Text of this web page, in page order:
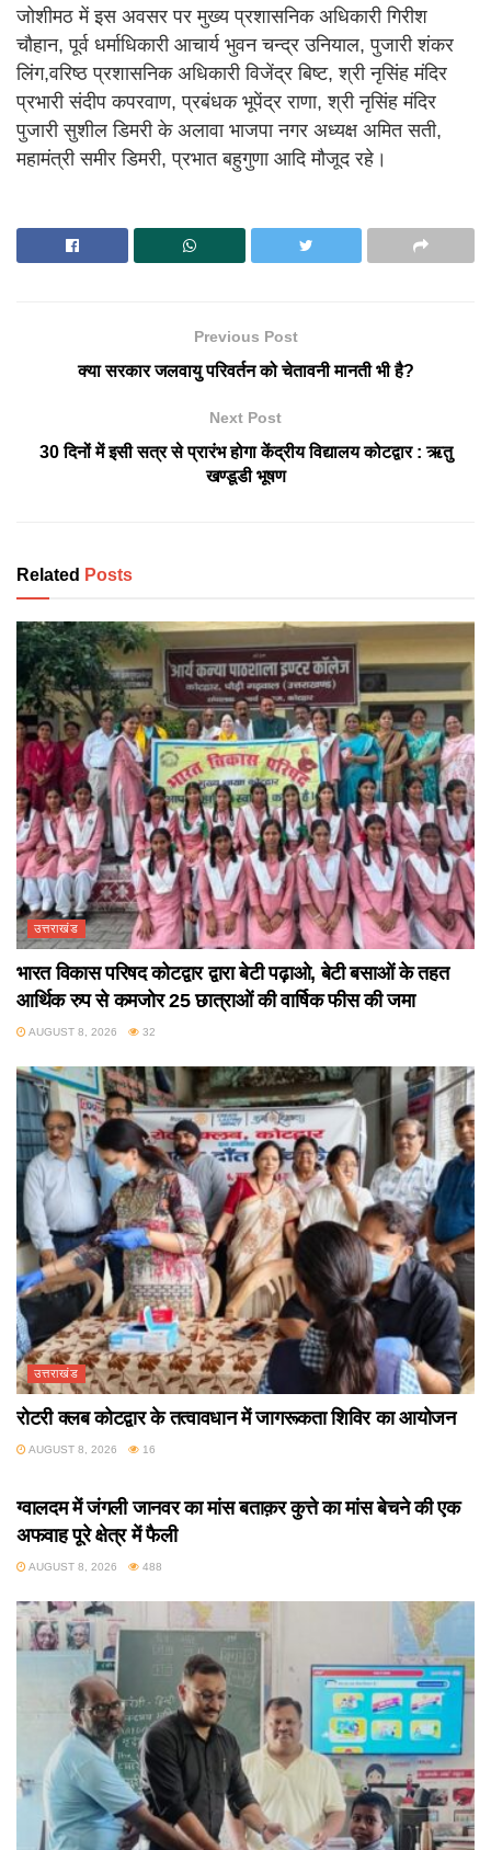
जोशीमठ में इस अवसर पर मुख्य प्रशासनिक अधिकारी गिरीश
चौहान, पूर्व धर्माधिकारी आचार्य भुवन चन्द्र उनियाल, पुजारी शंकर
लिंग,वरिष्ठ प्रशासनिक अधिकारी विजेंद्र बिष्ट, श्री नृसिंह मंदिर
प्रभारी संदीप कपरवाण, प्रबंधक भूपेंद्र राणा, श्री नृसिंह मंदिर
पुजारी सुशील डिमरी के अलावा भाजपा नगर अध्यक्ष अमित सती,
महामंत्री समीर डिमरी, प्रभात बहुगुणा आदि मौजूद रहे।
Previous Post
क्या सरकार जलवायु परिवर्तन को चेतावनी मानती भी है?
Next Post
30 दिनों में इसी सत्र से प्रारंभ होगा केंद्रीय विद्यालय कोटद्वार : ऋतु
खण्डूडी भूषण
Related Posts
उत्तराखंड
भारत विकास परिषद कोटद्वार द्वारा बेटी पढ़ाओ, बेटी बसाओं के तहत
आर्थिक रुप से कमजोर 25 छात्राओं की वार्षिक फीस की जमा
AUGUST 8, 2026 32
उत्तराखंड
रोटरी क्लब कोटद्वार के तत्वावधान में जागरूकता शिविर का आयोजन
AUGUST 8, 2026 16
ग्वालदम में जंगली जानवर का मांस बताक़र कुत्ते का मांस बेचने की एक
अफवाह पूरे क्षेत्र में फैली
AUGUST 8, 2026 488